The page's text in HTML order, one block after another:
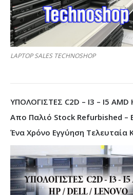
LAPTOP SALES TECHNOSHOP
ΥΠΟΛΟΓΙΣΤΕΣ C2D – I3 – I5 AMD
Απο Παλιό Stock Refurbished –
Ένα Χρόνο Εγγύηση Τελευταία